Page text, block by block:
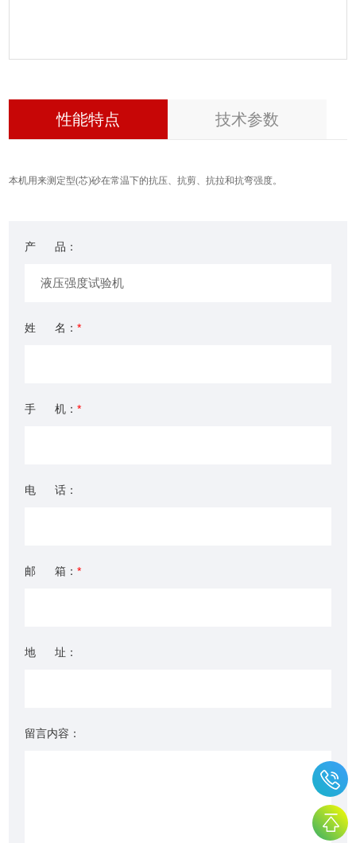
性能特点 技术参数
本机用来测定型(芯)砂在常温下的抗压、抗剪、抗拉和抗弯强度。
产 品：
姓 名：*
手 机：*
电 话：
邮 箱：*
地 址：
留言内容：